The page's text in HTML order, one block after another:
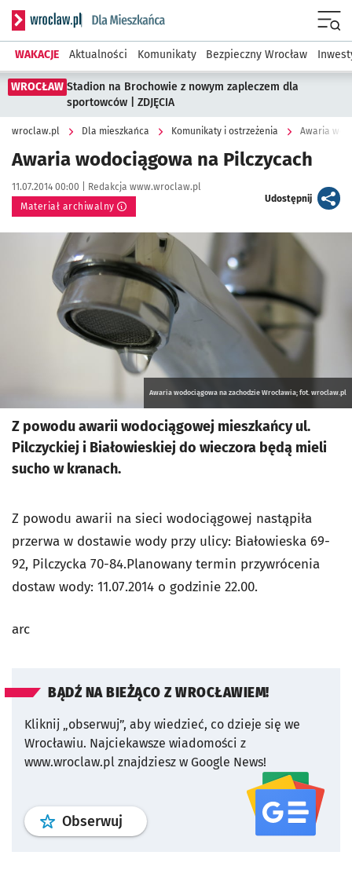
Serwis informacyjny wroclaw.pl podserwis: Dla mieszkańca
WAKACJE Aktualności Komunikaty Bezpieczny Wrocław
WROCŁAW Stadion na Brochowie z nowym zapleczem dla
sportowców | ZDJĘCIA
wroclaw.pl Dla mieszkańca Komunikaty i ostrzeżenia Awaria
Awaria wodociągowa na Pilczycach
Data publikacji:
11.07.2014 00:00 | Autor:
Redakcja www.wroclaw.pl
Materiał archiwalny
Udostępnijartykuł
Kliknij, aby powiększyć
Awaria wodociągowa na zachodzie Wrocławia; fot. wroclaw.pl
Z powodu awarii wodociągowej mieszkańcy ul.
Pilczyckiej i Białowieskiej do wieczora będą mieli
sucho w kranach.
Z powodu awarii na sieci wodociągowej nastąpiła
przerwa w dostawie wody przy ulicy: Białowieska 69-
92, Pilczycka 70-84.Planowany termin przywrócenia
dostaw wody: 11.07.2014 o godzinie 22.00.
arc
BĄDŹ NA BIEŻĄCO Z WROCŁAWIEM!
Kliknij „obserwuj”, aby wiedzieć, co dzieje się we
Wrocławiu. Najciekawsze wiadomości z
www.wroclaw.pl znajdziesz w Google News!
Obserwuj profil serwisu